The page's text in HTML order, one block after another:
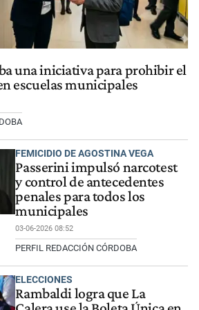
una iniciativa para prohibir el
escuelas municipales
FEMICIDIO DE AGOSTINA VEGA
Passerini impulsó narcotest
y control de antecedentes
penales para todos los
municipales
03-06-2026 08:52
PERFIL REDACCIÓN CÓRDOBA
ELECCIONES
Rambaldi logra que La